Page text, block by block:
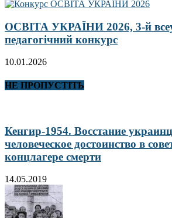
ОСВІТА УКРАЇНИ 2026, 3-й
педагогічний конкурс
10.01.2026
НЕ ПРОПУСТІТЬ
Кенгир-1954. Восстание
человеческое достоинство в
концлагере смерти
14.05.2019